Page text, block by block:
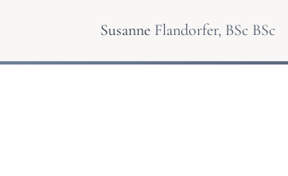
Susanne Flandorfer, BSc BSc